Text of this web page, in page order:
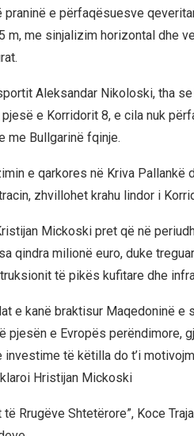
praninë e përfaqësuesve
m, me sinjalizim horizontal dhe
Aleksandar Nikoloski, tha
e Korridorit 8, e cila nuk
me Bullgarinë fqinje.
e qarkores në Kriva Pallankë
zhvillohet krahu lindor i
Mickoski pret që në
qindra milionë euro, duke
të pikës kufitare dhe
e kanë braktisur Maqedoninë e
pjesën e Evropës perëndimore,
investime të këtilla do t’i
Hristijan Mickoski
Rrugëve Shtetërore”, Koce